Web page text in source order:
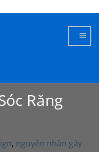
Răng
, nguyên nhân gây